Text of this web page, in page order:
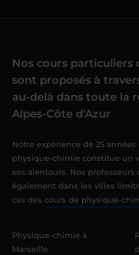
Nos cours particuliers
sont proposés à
au-delà dans toute la
Alpes-Côte d'Azur
Notre expérience de 25
physique-chimie constitue un
ses alentours. Nos
également dans les villes
cas des cours de physique-
Physique-chimie à
Marseille